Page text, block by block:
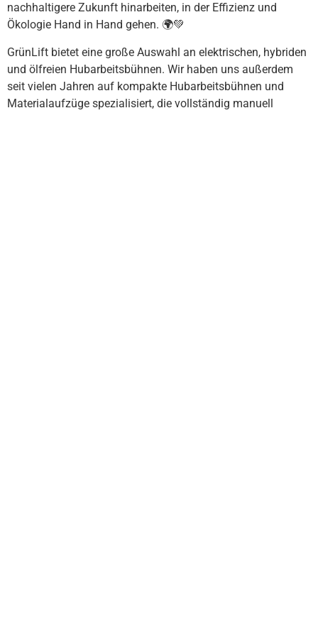
nachhaltigere Zukunft hinarbeiten, in der Effizienz und
Ökologie Hand in Hand gehen. 🌍💚
GrünLift bietet eine große Auswahl an elektrischen, hybriden
und ölfreien Hubarbeitsbühnen. Wir haben uns außerdem
seit vielen Jahren auf kompakte Hubarbeitsbühnen und
Materialaufzüge spezialisiert, die vollständig manuell